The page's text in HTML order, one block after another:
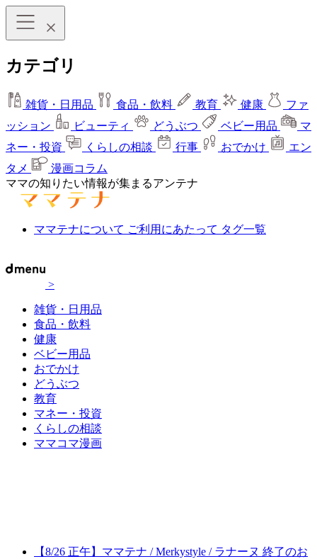
カテゴリ
雑貨・日用品 食品・飲料 教育 健康
ファ
ッション
ビューティ どうぶつ ベビー用品
マ
ネー・投資
くらしの相談 行事 おでかけ
エン
タメ
漫画コラム
ママの知りたい情報が集まるアンテナ
ママテナについて ご利用にあたって タグ一覧
>
雑貨・日用品
食品・飲料
健康
ベビー用品
おでかけ
どうぶつ
教育
マネー・投資
くらしの相談
ママコマ漫画
【8/26 正午】ママテナ / Merkystyle / ラナーヌ 終了のお